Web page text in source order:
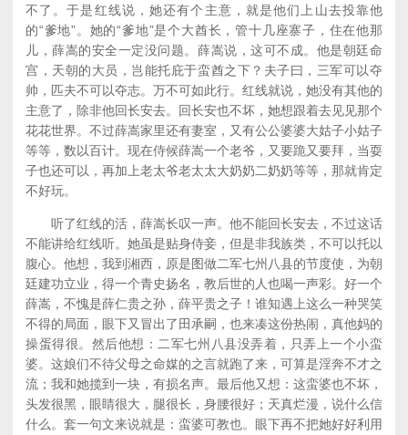
不了。于是红线说，她还有个主意，就是他们上山去投靠他
的“爹地”。她的“爹地”是个大酋长，管十几座寨子，住在他那
儿，薛嵩的安全一定没问题。薛嵩说，这可不成。他是朝廷命
宫，天朝的大员，岂能托庇于蛮酋之下？夫子曰，三军可以夺
帅，匹夫不可以夺志。万不可如此行。红线就说，她没有其他的
主意了，除非他回长安去。回长安也不坏，她想跟着去见见那个
花花世界。不过薛嵩家里还有妻室，又有公公婆婆大姑子小姑子
等等，数以百计。现在侍候薛嵩一个老爷，又要跪又要拜，当耍
子也还可以，再加上老太爷老太太大奶奶二奶奶等等，那就肯定
不好玩。
听了红线的活，薛嵩长叹一声。他不能回长安去，不过这话
不能讲给红线听。她虽是贴身侍妾，但是非我族类，不可以托以
腹心。他想，我到湘西，原是图做二军七州八县的节度使，为朝
廷建功立业，得一个青史扬名，教后世的人也喝一声彩。好一个
薛嵩，不愧是薛仁贵之孙，薛平贵之子！谁知遇上这么一种哭笑
不得的局面，眼下又冒出了田承嗣，也来凑这份热闹，真他妈的
操蛋得很。然后他想：二军七州八县没弄着，只弄上一个小蛮
婆。这娘们不待父母之命媒的之言就跑了来，可算是淫奔不才之
流；我和她揽到一块，有损名声。最后他又想：这蛮婆也不坏，
头发很黑，眼睛很大，腿很长，身腰很好；天真烂漫，说什么信
什么。套一句文来说就是：蛮婆可教也。眼下再不把她好好利用